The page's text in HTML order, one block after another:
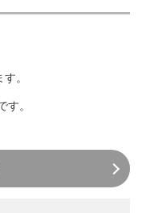
。
す。